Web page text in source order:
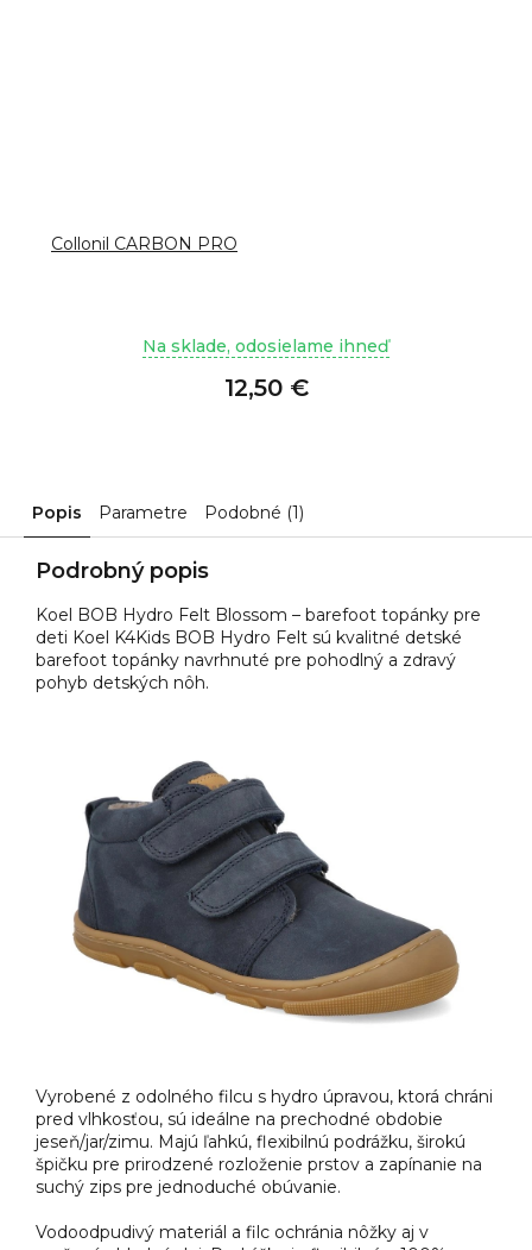
Collonil CARBON PRO
Na sklade, odosielame ihneď
12,50 €
Popis Parametre Podobné (1)
Podrobný popis
Koel BOB Hydro Felt Blossom – barefoot topánky pre
deti Koel K4Kids BOB Hydro Felt sú kvalitné detské
barefoot topánky navrhnuté pre pohodlný a zdravý
pohyb detských nôh.
Vyrobené z odolného filcu s hydro úpravou, ktorá chráni
pred vlhkosťou, sú ideálne na prechodné obdobie
jeseň/jar/zimu. Majú ľahkú, flexibilnú podrážku, širokú
špičku pre prirodzené rozloženie prstov a zapínanie na
suchý zips pre jednoduché obúvanie.
Vodoodpudivý materiál a filc ochránia nôžky aj v